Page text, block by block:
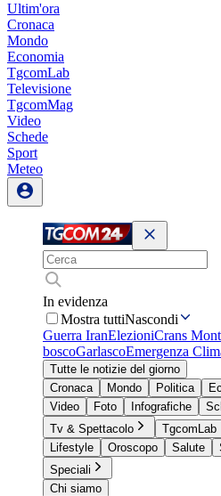
Ultim'ora
Cronaca
Mondo
Economia
TgcomLab
Televisione
TgcomMag
Video
Schede
Sport
Meteo
In evidenza
Mostra tuttiNascondi
Guerra IranElezioniCrans
boscoGarlascoEmergenza
Tutte le notizie del giorno
Cronaca
Mondo Politica
Video
Foto Infografiche
Tv & Spettacolo
TgcomLab
Lifestyle
Oroscopo Salute
Speciali
Chi siamo